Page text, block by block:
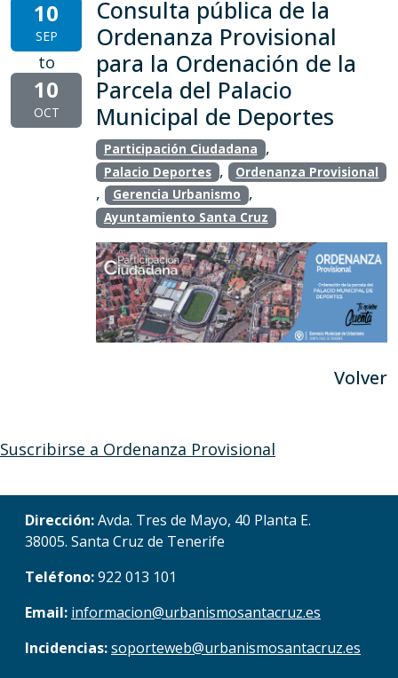
10
SEP
to
10
OCT
Consulta pública de la
Ordenanza Provisional
para la Ordenación de la
Parcela del Palacio
Municipal de Deportes
Participación Ciudadana ,
Palacio Deportes , Ordenanza Provisional
, Gerencia Urbanismo ,
Ayuntamiento Santa Cruz
Volver
Suscribirse a Ordenanza Provisional
Dirección:Avda. Tres de Mayo, 40 Planta E.
38005. Santa Cruz de Tenerife
Teléfono:922 013 101
Email: informacion@urbanismosantacruz.es
Incidencias:soporteweb@urbanismosantacruz.es